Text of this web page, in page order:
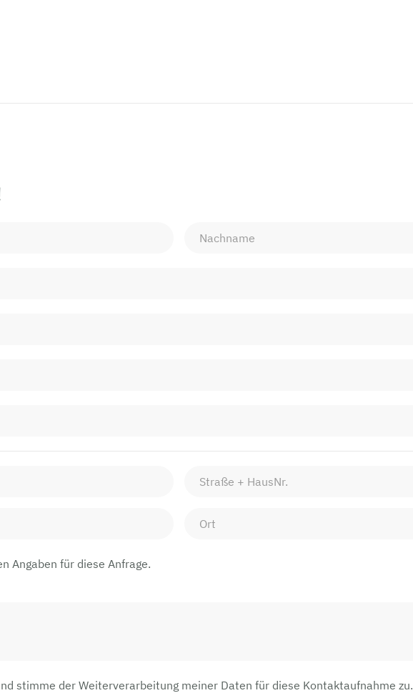
Angaben für diese Anfrage.
stimme der Weiterverarbeitung meiner Daten für diese Kontaktaufnahme zu.